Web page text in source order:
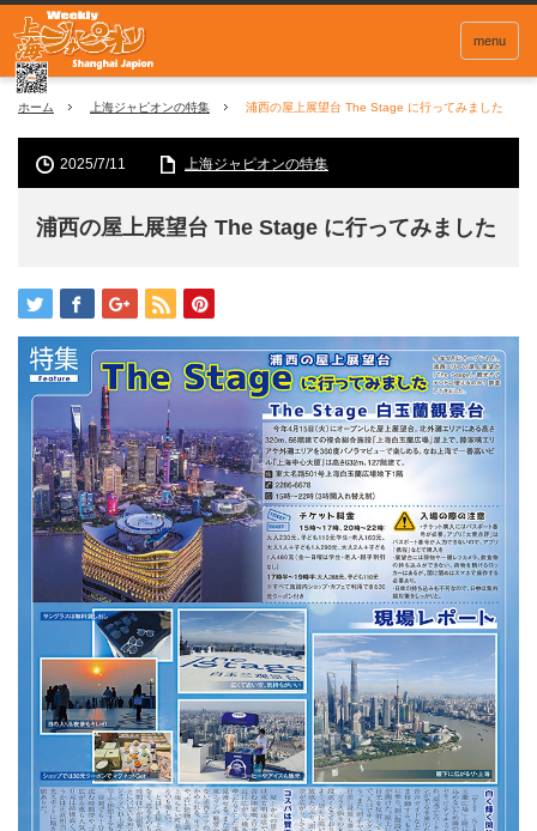
menu
ホーム 上海ジャピオンの特集 浦西の屋上展望台 The Stage に行ってみました
2025/7/11 上海ジャピオンの特集
浦西の屋上展望台 The Stage に行ってみました